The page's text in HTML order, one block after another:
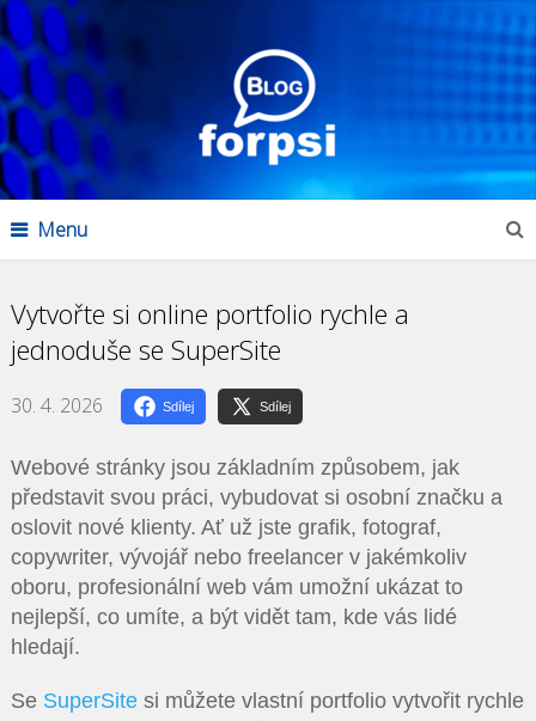
Menu
Vytvořte si online portfolio rychle a
jednoduše se SuperSite
30. 4. 2026 Sdílej Sdílej
Webové stránky jsou základním způsobem, jak
představit svou práci, vybudovat si osobní značku a
oslovit nové klienty. Ať už jste grafik, fotograf,
copywriter, vývojář nebo freelancer v jakémkoliv
oboru, profesionální web vám umožní ukázat to
nejlepší, co umíte, a být vidět tam, kde vás lidé
hledají.
Se SuperSitesi můžete vlastní portfolio vytvořit rychle